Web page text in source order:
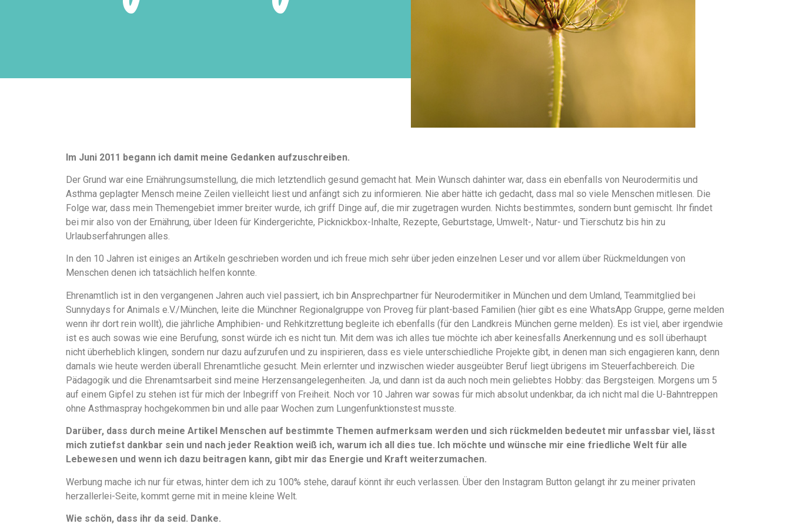
Im Juni 2011 begann ich damit meine Gedanken aufzuschreiben.
Der Grund war eine Ernährungsumstellung, die mich letztendlich gesund gemacht hat. Mein Wunsch dahinter war, dass ein ebenfalls von Neurodermitis und
Asthma geplagter Mensch meine Zeilen vielleicht liest und anfängt sich zu informieren. Nie aber hätte ich gedacht, dass mal so viele Menschen mitlesen. Die
Folge war, dass mein Themengebiet immer breiter wurde, ich griff Dinge auf, die mir zugetragen wurden. Nichts bestimmtes, sondern bunt gemischt. Ihr findet
bei mir also von der Ernährung, über Ideen für Kindergerichte, Picknickbox-Inhalte, Rezepte, Geburtstage, Umwelt-, Natur- und Tierschutz bis hin zu
Urlaubserfahrungen alles.
In den 10 Jahren ist einiges an Artikeln geschrieben worden und ich freue mich sehr über jeden einzelnen Leser und vor allem über Rückmeldungen von
Menschen denen ich tatsächlich helfen konnte.
Ehrenamtlich ist in den vergangenen Jahren auch viel passiert, ich bin Ansprechpartner für Neurodermitiker in München und dem Umland, Teammitglied bei
Sunnydays for Animals e.V./München, leite die Münchner Regionalgruppe von Proveg für plant-based Familien (hier gibt es eine WhatsApp Gruppe, gerne melden
wenn ihr dort rein wollt), die jährliche Amphibien- und Rehkitzrettung begleite ich ebenfalls (für den Landkreis München gerne melden). Es ist viel, aber irgendwie
ist es auch sowas wie eine Berufung, sonst würde ich es nicht tun. Mit dem was ich alles tue möchte ich aber keinesfalls Anerkennung und es soll überhaupt
nicht überheblich klingen, sondern nur dazu aufzurufen und zu inspirieren, dass es viele unterschiedliche Projekte gibt, in denen man sich engagieren kann, denn
damals wie heute werden überall Ehrenamtliche gesucht. Mein erlernter und inzwischen wieder ausgeübter Beruf liegt übrigens im Steuerfachbereich. Die
Pädagogik und die Ehrenamtsarbeit sind meine Herzensangelegenheiten. Ja, und dann ist da auch noch mein geliebtes Hobby: das Bergsteigen. Morgens um 5
auf einem Gipfel zu stehen ist für mich der Inbegriff von Freiheit. Noch vor 10 Jahren war sowas für mich absolut undenkbar, da ich nicht mal die U-Bahntreppen
ohne Asthmaspray hochgekommen bin und alle paar Wochen zum Lungenfunktionstest musste.
Darüber, dass durch meine Artikel Menschen auf bestimmte Themen aufmerksam werden und sich rückmelden bedeutet mir unfassbar viel, lässt
mich zutiefst dankbar sein und nach jeder Reaktion weiß ich, warum ich all dies tue. Ich möchte und wünsche mir eine friedliche Welt für alle
Lebewesen und wenn ich dazu beitragen kann, gibt mir das Energie und Kraft weiterzumachen.
Werbung mache ich nur für etwas, hinter dem ich zu 100% stehe, darauf könnt ihr euch verlassen. Über den Instagram Button gelangt ihr zu meiner privaten
herzallerlei-Seite, kommt gerne mit in meine kleine Welt.
Wie schön, dass ihr da seid. Danke.